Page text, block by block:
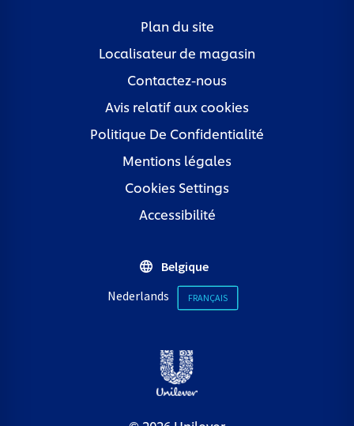
Plan du site
Localisateur de magasin
Contactez-nous
Avis relatif aux cookies
Politique De Confidentialité
Mentions légales
Cookies Settings
Accessibilité
Belgique
Nederlands
FRANÇAIS